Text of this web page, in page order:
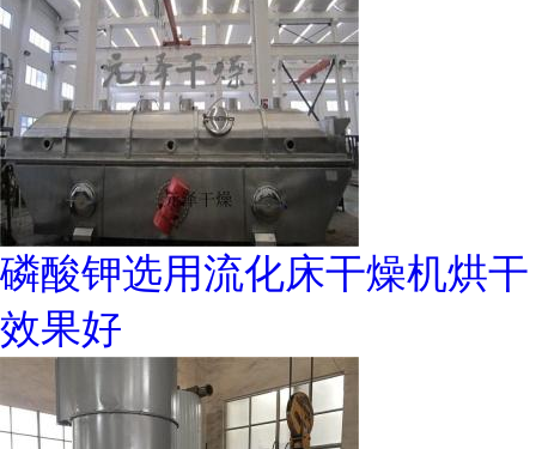
磷酸钾选用流化床干燥机烘干
效果好